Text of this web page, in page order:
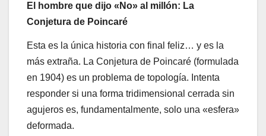
El hombre que dijo «No» al millón: La
Conjetura de Poincaré
Esta es la única historia con final feliz… y es la
más extraña. La Conjetura de Poincaré (formulada
en 1904) es un problema de topología. Intenta
responder si una forma tridimensional cerrada sin
agujeros es, fundamentalmente, solo una «esfera»
deformada.